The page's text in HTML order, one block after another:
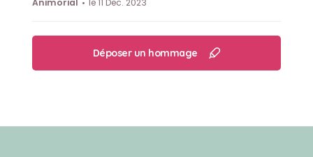
Animorial
le 11 Dec. 2023
Déposer un hommage